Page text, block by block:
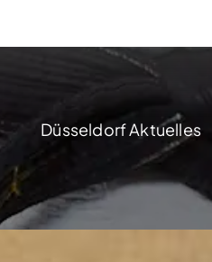
Düsseldorf Aktuelles